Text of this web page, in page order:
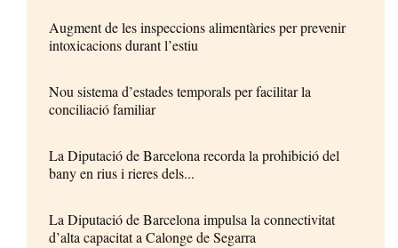
Augment de les inspeccions alimentàries per prevenir
intoxicacions durant l’estiu
Nou sistema d’estades temporals per facilitar la
conciliació familiar
La Diputació de Barcelona recorda la prohibició del
bany en rius i rieres dels...
La Diputació de Barcelona impulsa la connectivitat
d’alta capacitat a Calonge de Segarra